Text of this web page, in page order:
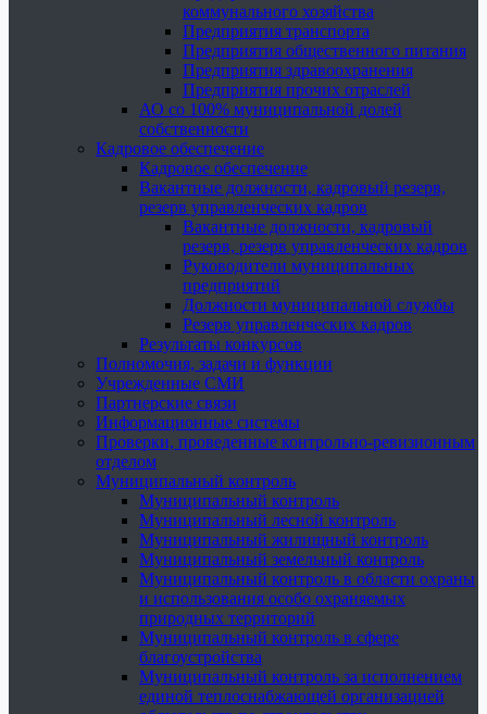
коммунального хозяйства
Предприятия транспорта
Предприятия общественного питания
Предприятия здравоохранения
Предприятия прочих отраслей
АО со 100% муниципальной долей
собственности
Кадровое обеспечение
Кадровое обеспечение
Вакантные должности, кадровый резерв,
резерв управленческих кадров
Вакантные должности, кадровый
резерв, резерв управленческих кадров
Руководители муниципальных
предприятий
Должности муниципальной службы
Резерв управленческих кадров
Результаты конкурсов
Полномочия, задачи и функции
Учрежденные СМИ
Партнерские связи
Информационные системы
Проверки, проведенные контрольно-ревизионным
отделом
Муниципальный контроль
Муниципальный контроль
Муниципальный лесной контроль
Муниципальный жилищный контроль
Муниципальный земельный контроль
Муниципальный контроль в области охраны
и использования особо охраняемых
природных территорий
Муниципальный контроль в сфере
благоустройства
Муниципальный контроль за исполнением
единой теплоснабжающей организацией